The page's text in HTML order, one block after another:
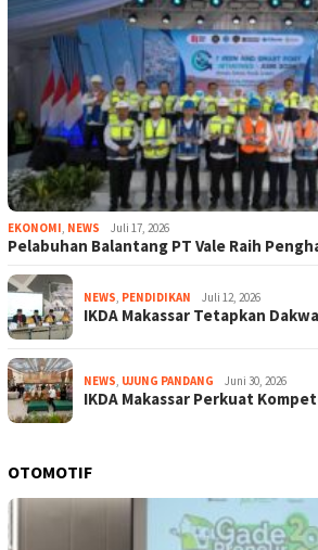
EKONOMI, NEWS Juli 17, 2026
Pelabuhan Balantang PT Vale Raih
NEWS, PENDIDIKAN Juli 12, 2026
IKDA Makassar Tetapkan
NEWS, UJUNG PANDANG Juni 30, 2026
IKDA Makassar Perkuat
OTOMOTIF